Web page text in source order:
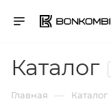
Каталог
Главная — Каталог